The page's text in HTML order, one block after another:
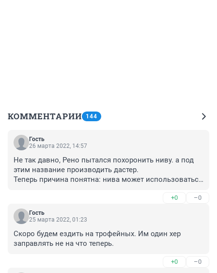
КОММЕНТАРИИ 144
Гость
26 марта 2022, 14:57
Не так давно, Рено пытался похоронить ниву. а под
этим название производить дастер.
Теперь причина понятна: нива может использоваться
Мое мнение, если Рено не уйдет само - надо его
выгнать или обложить контрибуцией за такие
+0 –0
Гость
25 марта 2022, 01:23
Скоро будем ездить на трофейных. Им один хер
заправлять не на что теперь.
+0 –0